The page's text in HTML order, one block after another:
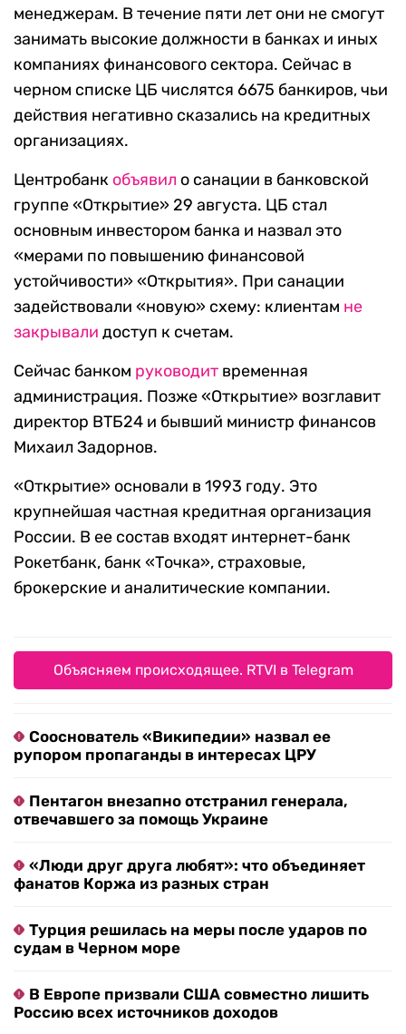
менеджерам. В течение пяти лет они не смогут
занимать высокие должности в банках и иных
компаниях финансового сектора. Сейчас в
черном списке ЦБ числятся 6675 банкиров, чьи
действия негативно сказались на кредитных
организациях.
Центробанк объявил о санации в банковской
группе «Открытие» 29 августа. ЦБ стал
основным инвестором банка и назвал это
«мерами по повышению финансовой
устойчивости» «Открытия». При санации
задействовали «новую» схему: клиентам не
закрывали доступ к счетам.
Сейчас банком руководит временная
администрация. Позже «Открытие» возглавит
директор ВТБ24 и бывший министр финансов
Михаил Задорнов.
«Открытие» основали в 1993 году. Это
крупнейшая частная кредитная организация
России. В ее состав входят интернет-банк
Рокетбанк, банк «Точка», страховые,
брокерские и аналитические компании.
Объясняем происходящее. RTVI в Telegram
Сооснователь «Википедии» назвал ее
рупором пропаганды в интересах ЦРУ
Пентагон внезапно отстранил генерала,
отвечавшего за помощь Украине
«Люди друг друга любят»: что объединяет
фанатов Коржа из разных стран
Турция решилась на меры после ударов по
судам в Черном море
В Европе призвали США совместно лишить
Россию всех источников доходов